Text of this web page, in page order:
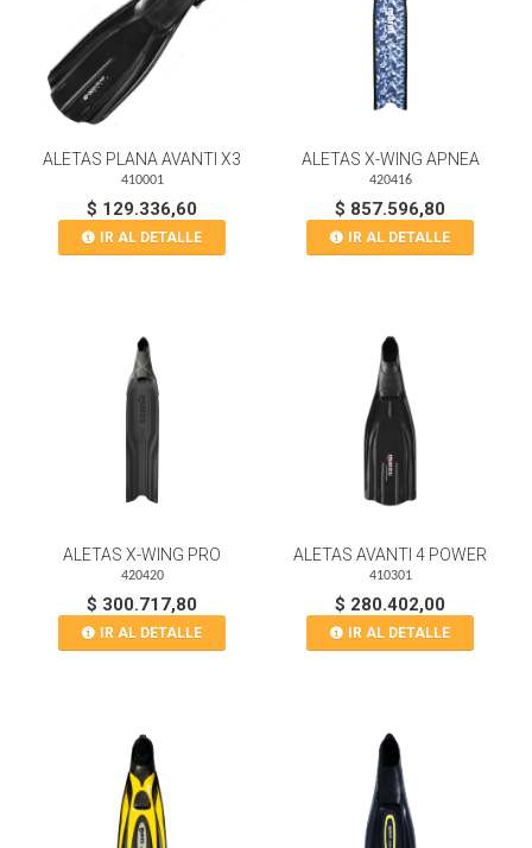
ALETAS PLANA AVANTI X3
410001
$ 129.336,60
IR AL DETALLE
ALETAS X-WING APNEA
420416
$ 857.596,80
IR AL DETALLE
ALETAS X-WING PRO
420420
$ 300.717,80
IR AL DETALLE
ALETAS AVANTI 4 POWER
410301
$ 280.402,00
IR AL DETALLE